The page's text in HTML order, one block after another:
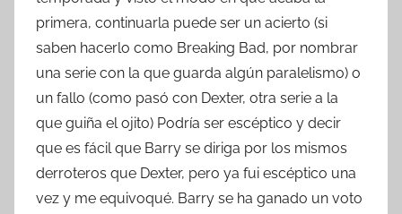
primera, continuarla puede ser un acierto (si
saben hacerlo como Breaking Bad, por nombrar
una serie con la que guarda algún paralelismo) o
un fallo (como pasó con Dexter, otra serie a la
que guiña el ojito) Podría ser escéptico y decir
que es fácil que Barry se diriga por los mismos
derroteros que Dexter, pero ya fui escéptico una
vez y me equivoqué. Barry se ha ganado un voto